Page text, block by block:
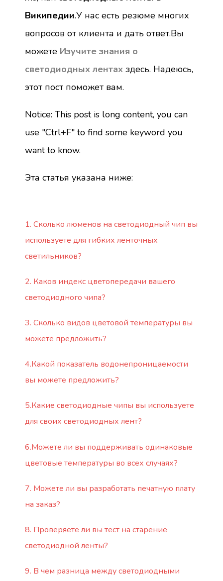
Википедии.У нас есть резюме многих
вопросов от клиента и дать ответ.Вы
можете Изучите знания о
светодиодных лентах здесь. Надеюсь,
этот пост поможет вам.
Notice: This post is long content, you can
use "Ctrl+F" to find some keyword you
want to know.
Эта статья указана ниже:
1. Сколько люменов на светодиодный чип вы
используете для гибких ленточных
светильников?
2. Каков индекс цветопередачи вашего
светодиодного чипа?
3. Сколько видов цветовой температуры вы
можете предложить?
4.Какой показатель водонепроницаемости
вы можете предложить?
5.Какие светодиодные чипы вы используете
для своих светодиодных лент?
6.Можете ли вы поддерживать одинаковые
цветовые температуры во всех случаях?
7. Можете ли вы разработать печатную плату
на заказ?
8. Проверяете ли вы тест на старение
светодиодной ленты?
9. В чем разница между светодиодными